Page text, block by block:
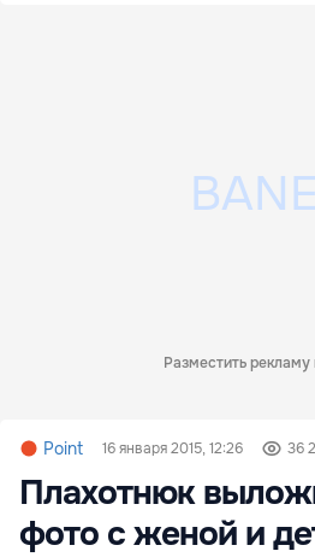
Разместить рекламу
Point 16 января 2015, 12:26 36
Плахотнюк
фото с женой и